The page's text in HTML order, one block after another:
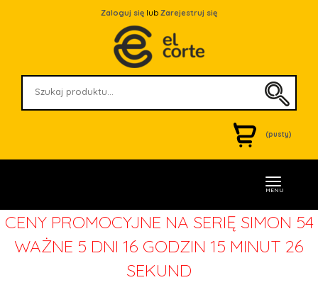
Zaloguj się lub Zarejestruj się
(pusty)
MENU
CENY PROMOCYJNE NA SERIĘ SIMON 54
WAŻNE 5 DNI 16 GODZIN 15 MINUT 25
SEKUND